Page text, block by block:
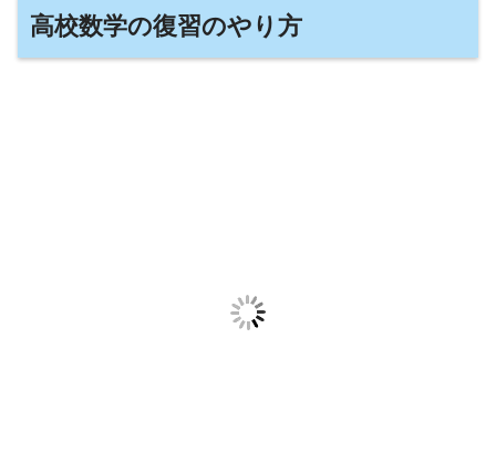
高校数学の復習のやり方